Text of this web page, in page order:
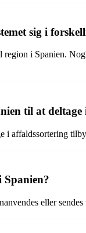
sig i
i Spanien.
til at deltage
i affaldssortering
Spanien?
eller